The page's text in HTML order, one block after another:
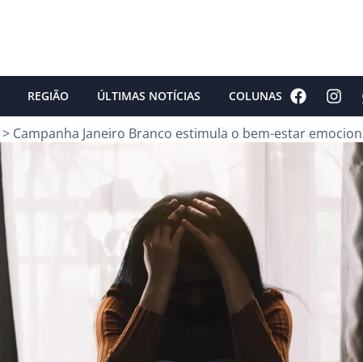
REGIÃO ÚLTIMAS NOTÍCIAS COLUNAS
> Campanha Janeiro Branco estimula o bem-estar